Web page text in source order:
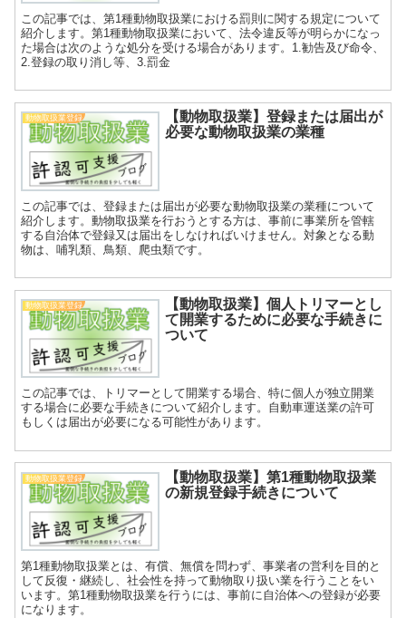
この記事では、第1種動物取扱業における罰則に関する規定について
紹介します。第1種動物取扱業において、法令違反等が明らかになっ
た場合は次のような処分を受ける場合があります。1.勧告及び命令、
2.登録の取り消し等、3.罰金
動物取扱業登録
【動物取扱業】登録または届出が
必要な動物取扱業の業種
この記事では、登録または届出が必要な動物取扱業の業種について
紹介します。動物取扱業を行おうとする方は、事前に事業所を管轄
する自治体で登録又は届出をしなければいけません。対象となる動
物は、哺乳類、鳥類、爬虫類です。
動物取扱業登録
【動物取扱業】個人トリマーとし
て開業するために必要な手続きに
ついて
この記事では、トリマーとして開業する場合、特に個人が独立開業
する場合に必要な手続きについて紹介します。自動車運送業の許可
もしくは届出が必要になる可能性があります。
動物取扱業登録
【動物取扱業】第1種動物取扱業
の新規登録手続きについて
第1種動物取扱業とは、有償、無償を問わず、事業者の営利を目的と
して反復・継続し、社会性を持って動物取り扱い業を行うことをい
います。第1種動物取扱業を行うには、事前に自治体への登録が必要
になります。